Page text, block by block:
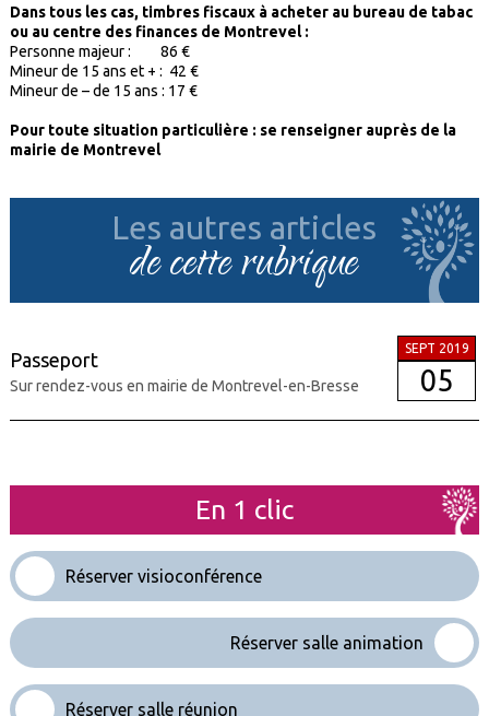
Dans tous les cas, timbres fiscaux à acheter au bureau de tabac
ou au centre des finances de Montrevel :
Personne majeur : 86 €
Mineur de 15 ans et + : 42 €
Mineur de – de 15 ans : 17 €
Pour toute situation particulière : se renseigner auprès de la
mairie de Montrevel
Les autres articles
de cette rubrique
Passeport
Sur rendez-vous en mairie de Montrevel-en-Bresse
SEPT 2019
05
En 1 clic
Réserver visioconférence
Réserver salle animation
Réserver salle réunion